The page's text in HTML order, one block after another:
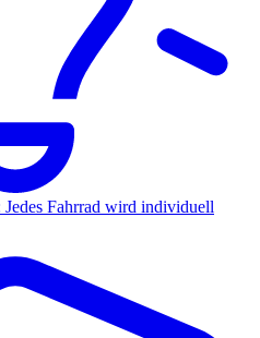
Fahrrad wird individuell